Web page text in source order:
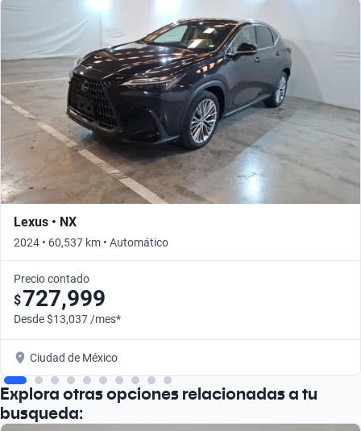
Lexus • NX
2024 • 60,537 km • Automático
Precio contado
$727,999
Desde $13,037 /mes*
Ciudad de México
Explora otras opciones relacionadas a tu
busqueda: